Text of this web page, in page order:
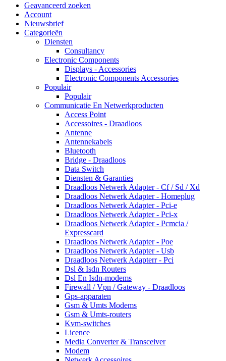
Geavanceerd zoeken
Account
Nieuwsbrief
Categorieën
Diensten
Consultancy
Electronic Components
Displays - Accessories
Electronic Components Accessories
Populair
Populair
Communicatie En Netwerkproducten
Access Point
Accessoires - Draadloos
Antenne
Antennekabels
Bluetooth
Bridge - Draadloos
Data Switch
Diensten & Garanties
Draadloos Netwerk Adapter - Cf / Sd / Xd
Draadloos Netwerk Adapter - Homeplug
Draadloos Netwerk Adapter - Pci-e
Draadloos Netwerk Adapter - Pci-x
Draadloos Netwerk Adapter - Pcmcia /
Expresscard
Draadloos Netwerk Adapter - Poe
Draadloos Netwerk Adapter - Usb
Draadloos Netwerk Adapterr - Pci
Dsl & Isdn Routers
Dsl En Isdn-modems
Firewall / Vpn / Gateway - Draadloos
Gps-apparaten
Gsm & Umts Modems
Gsm & Umts-routers
Kvm-switches
Licence
Media Converter & Transceiver
Modem